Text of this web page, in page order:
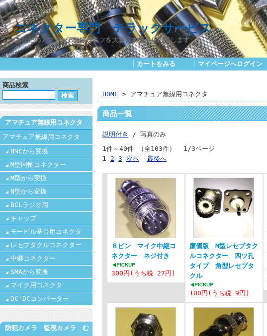
コネクター専門 テラックサービス
あなたのアマチュア無線ライフを大阪日本橋から応援します
カートをみる マイページへログイン
商品検索
アマチュア無線用コネクタ
アマチュア無線用コネクタ
BNCから変換
M型同軸コネクター
M型から変換
N型から変換
BCLラジオ用
キャップ
モービル基台用コネクタ
レセプタクルコネクター
中継コネクター
SMAから変換
マイク用コネクタ
DC-DCコンバーター
防犯カメラ 監視カメラ む
HOME > アマチュア無線用コネクタ
商品一覧
説明付き
/ 写真のみ
1件～40件 （全103件） 1/3ページ
1 2 3 次へ 最後へ
８ピン マイク中継コ
ネクター ネジ付き
300円(うち税 27円)
廉価版 M型レセプタク
ルコネクター 四ツ孔
タイプ 角型レセプタ
クル
100円(うち税 9円)